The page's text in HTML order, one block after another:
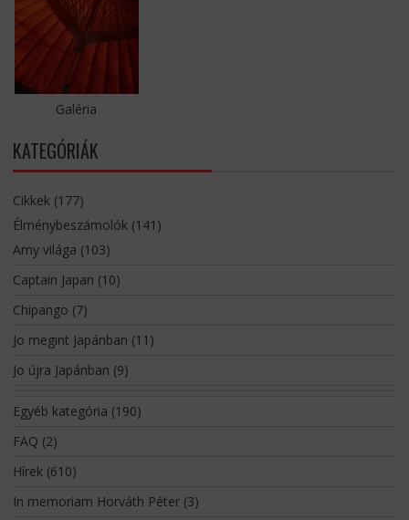
Galéria
KATEGÓRIÁK
Cikkek(177)
Élménybeszámolók(141)
Amy világa (103)
Captain Japan (10)
Chipango (7)
Jo megint Japánban (11)
Jo újra Japánban (9)
Egyéb kategória (190)
FAQ (2)
Hírek(610)
In memoriam Horváth Péter(3)